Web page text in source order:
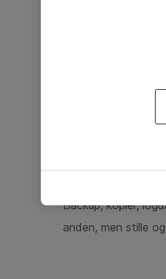
Backup, kopier,
anden, men stille